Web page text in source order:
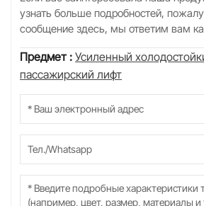
узнать больше подробностей,
сообщение здесь, мы ответим вам
Предмет : Усиленный
пассажирский лифт